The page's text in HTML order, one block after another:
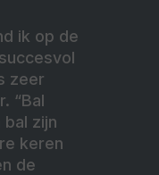
ik op de
zeer
“Bal
bal zijn
keren
de